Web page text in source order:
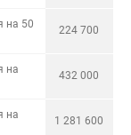
на 50
224 700
на
432 000
на
1 281 600